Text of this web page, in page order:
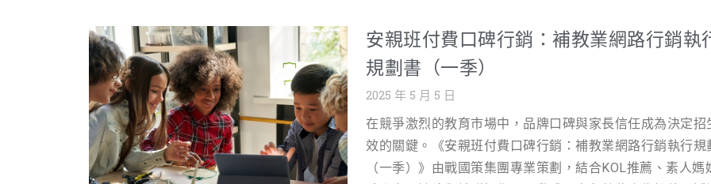
為方面，咖啡愛好者的決策路徑已深度數位化。當消費者尋
「特色咖啡廳」、「不限時咖啡廳」或「某地區咖啡廳」時
路搜尋是起點。他們高度依賴 Google 搜尋結果、Google
文章來進行初步篩選。特別是年輕世代（Z世代），他們追
不僅僅是一杯咖啡，更是一種「第三空間」的體驗、獨特的
圍，以及能夠在社群媒體上分享的「視覺價值」。 在數位
安親班付費口碑行銷：補教業網路行銷執
規劃書（一季）
2025 年 5 月 5 日
在競爭激烈的教育市場中，品牌口碑與家長信任成為決定招
效的關鍵。《安親班付費口碑行銷：補教業網路行銷執行規
（一季）》由戰國策集團專業策劃，結合KOL推薦、素人媽